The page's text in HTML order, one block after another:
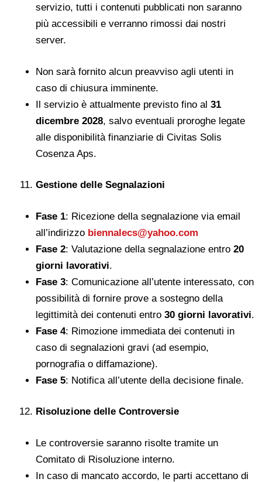
servizio, tutti i contenuti pubblicati non saranno
più accessibili e verranno rimossi dai nostri
server.
Non sarà fornito alcun preavviso agli utenti in
caso di chiusura imminente.
Il servizio è attualmente previsto fino al 31
dicembre 2028, salvo eventuali proroghe legate
alle disponibilità finanziarie di Civitas Solis
Cosenza Aps.
Gestione delle Segnalazioni
Fase 1: Ricezione della segnalazione via email
all’indirizzo biennalecs@yahoo.com
Fase 2: Valutazione della segnalazione entro 20
giorni lavorativi.
Fase 3: Comunicazione all’utente interessato, con
possibilità di fornire prove a sostegno della
legittimità dei contenuti entro 30 giorni lavorativi.
Fase 4: Rimozione immediata dei contenuti in
caso di segnalazioni gravi (ad esempio,
pornografia o diffamazione).
Fase 5: Notifica all’utente della decisione finale.
Risoluzione delle Controversie
Le controversie saranno risolte tramite un
Comitato di Risoluzione interno.
In caso di mancato accordo, le parti accettano di